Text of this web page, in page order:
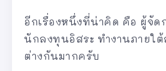
อีกเรื่องหนึ่งที่น่าคิด คือ ผู้จัด
นักลงทุนอิสระ ทำงานภายใ
ต่างกันมากครับ